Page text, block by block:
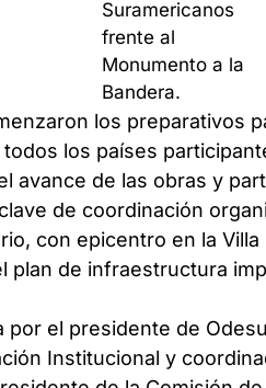
los preparativos
los países
avance de las obras y
de coordinación
con epicentro en la
plan de infraestructura
el presidente de
Institucional y